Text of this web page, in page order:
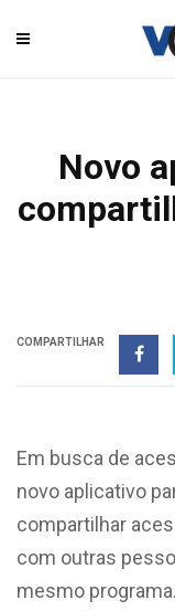
Novo
COMPARTILHAR
Em busca de
novo aplicativo
compartilhar
com outras
mesmo